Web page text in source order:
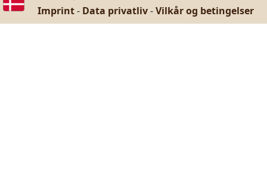
Imprint- Data privatliv-Vilkår og betingelser